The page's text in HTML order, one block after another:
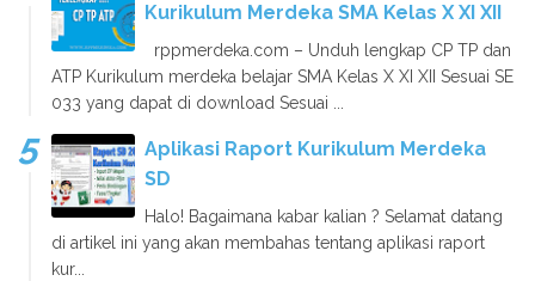
Kurikulum Merdeka SMA Kelas X XI XII
rppmerdeka.com – Unduh lengkap CP TP dan
ATP Kurikulum merdeka belajar SMA Kelas X XI XII Sesuai SE
033 yang dapat di download Sesuai ...
Aplikasi Raport Kurikulum Merdeka
SD
Halo! Bagaimana kabar kalian ? Selamat datang
di artikel ini yang akan membahas tentang aplikasi raport
kur...